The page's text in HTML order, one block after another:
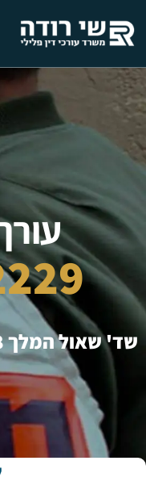
שד' שאול המלך 8, בית אמות משפט, תל-אביב